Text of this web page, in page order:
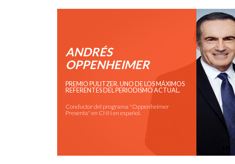
ANDRÉS
OPPENHEIMER
PREMIO PULITZER. UNO DE LOS MÁXIMOS
REFERENTES DEL PERIODISMO ACTUAL.
Conductor del programa "Oppenheimer
Presenta" en CNN en español.